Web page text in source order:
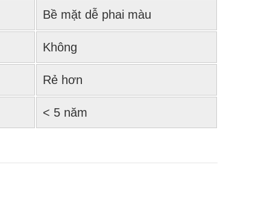
Bề mặt dễ phai màu
Không
Rẻ hơn
< 5 năm